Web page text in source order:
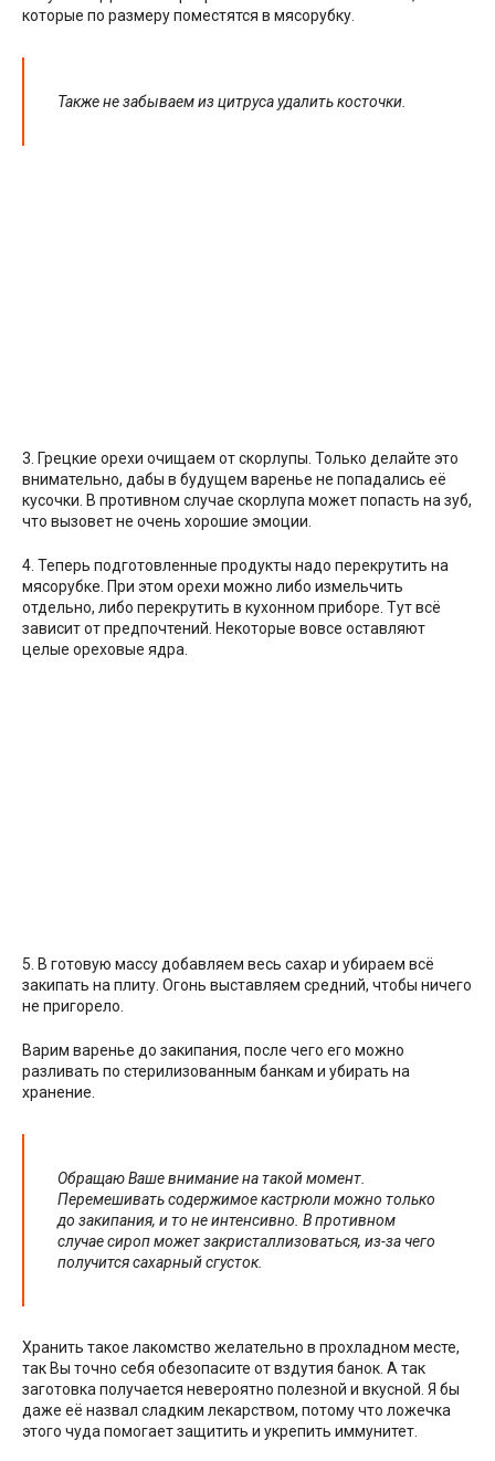
которые по размеру поместятся в мясорубку.
Также не забываем из цитруса удалить косточки.
3. Грецкие орехи очищаем от скорлупы. Только делайте это
внимательно, дабы в будущем варенье не попадались её
кусочки. В противном случае скорлупа может попасть на зуб,
что вызовет не очень хорошие эмоции.
4. Теперь подготовленные продукты надо перекрутить на
мясорубке. При этом орехи можно либо измельчить
отдельно, либо перекрутить в кухонном приборе. Тут всё
зависит от предпочтений. Некоторые вовсе оставляют
целые ореховые ядра.
5. В готовую массу добавляем весь сахар и убираем всё
закипать на плиту. Огонь выставляем средний, чтобы ничего
не пригорело.
Варим варенье до закипания, после чего его можно
разливать по стерилизованным банкам и убирать на
хранение.
Обращаю Ваше внимание на такой момент.
Перемешивать содержимое кастрюли можно только
до закипания, и то не интенсивно. В противном
случае сироп может закристаллизоваться, из-за чего
получится сахарный сгусток.
Хранить такое лакомство желательно в прохладном месте,
так Вы точно себя обезопасите от вздутия банок. А так
заготовка получается невероятно полезной и вкусной. Я бы
даже её назвал сладким лекарством, потому что ложечка
этого чуда помогает защитить и укрепить иммунитет.